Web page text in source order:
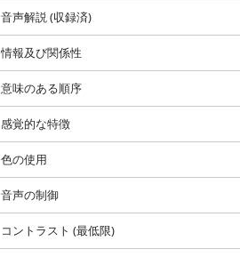
音声解説 (収録済)
情報及び関係性
意味のある順序
感覚的な特徴
色の使用
音声の制御
コントラスト (最低限)